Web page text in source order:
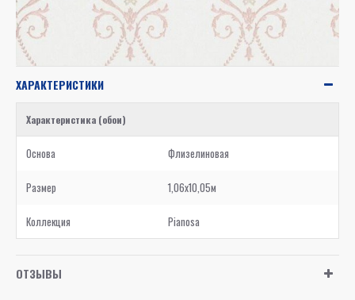
ХАРАКТЕРИСТИКИ
Характеристика (обои)
Основа Флизелиновая
Размер 1,06x10,05м
Коллекция Pianosa
ОТЗЫВЫ